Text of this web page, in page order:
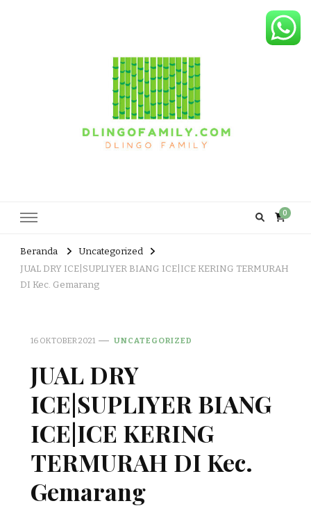
0
Beranda
Uncategorized
JUAL DRY ICE|SUPLIYER BIANG ICE|ICE KERING TERMURAH
DI Kec. Gemarang
16 OKTOBER 2021 UNCATEGORIZED
JUAL DRY
ICE|SUPLIYER BIANG
ICE|ICE KERING
TERMURAH DI Kec.
Gemarang